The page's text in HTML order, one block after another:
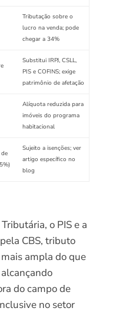
Tributação sobre o
lucro na venda; pode
chegar a 34%
Substitui IRPJ, CSLL,
PIS e COFINS; exige
patrimônio de afetação
Alíquota reduzida para
imóveis do programa
habitacional
Sujeito a isenções; ver
artigo específico no
blog
o PIS e a
CBS, tributo
ampla do que
do campo de
no setor